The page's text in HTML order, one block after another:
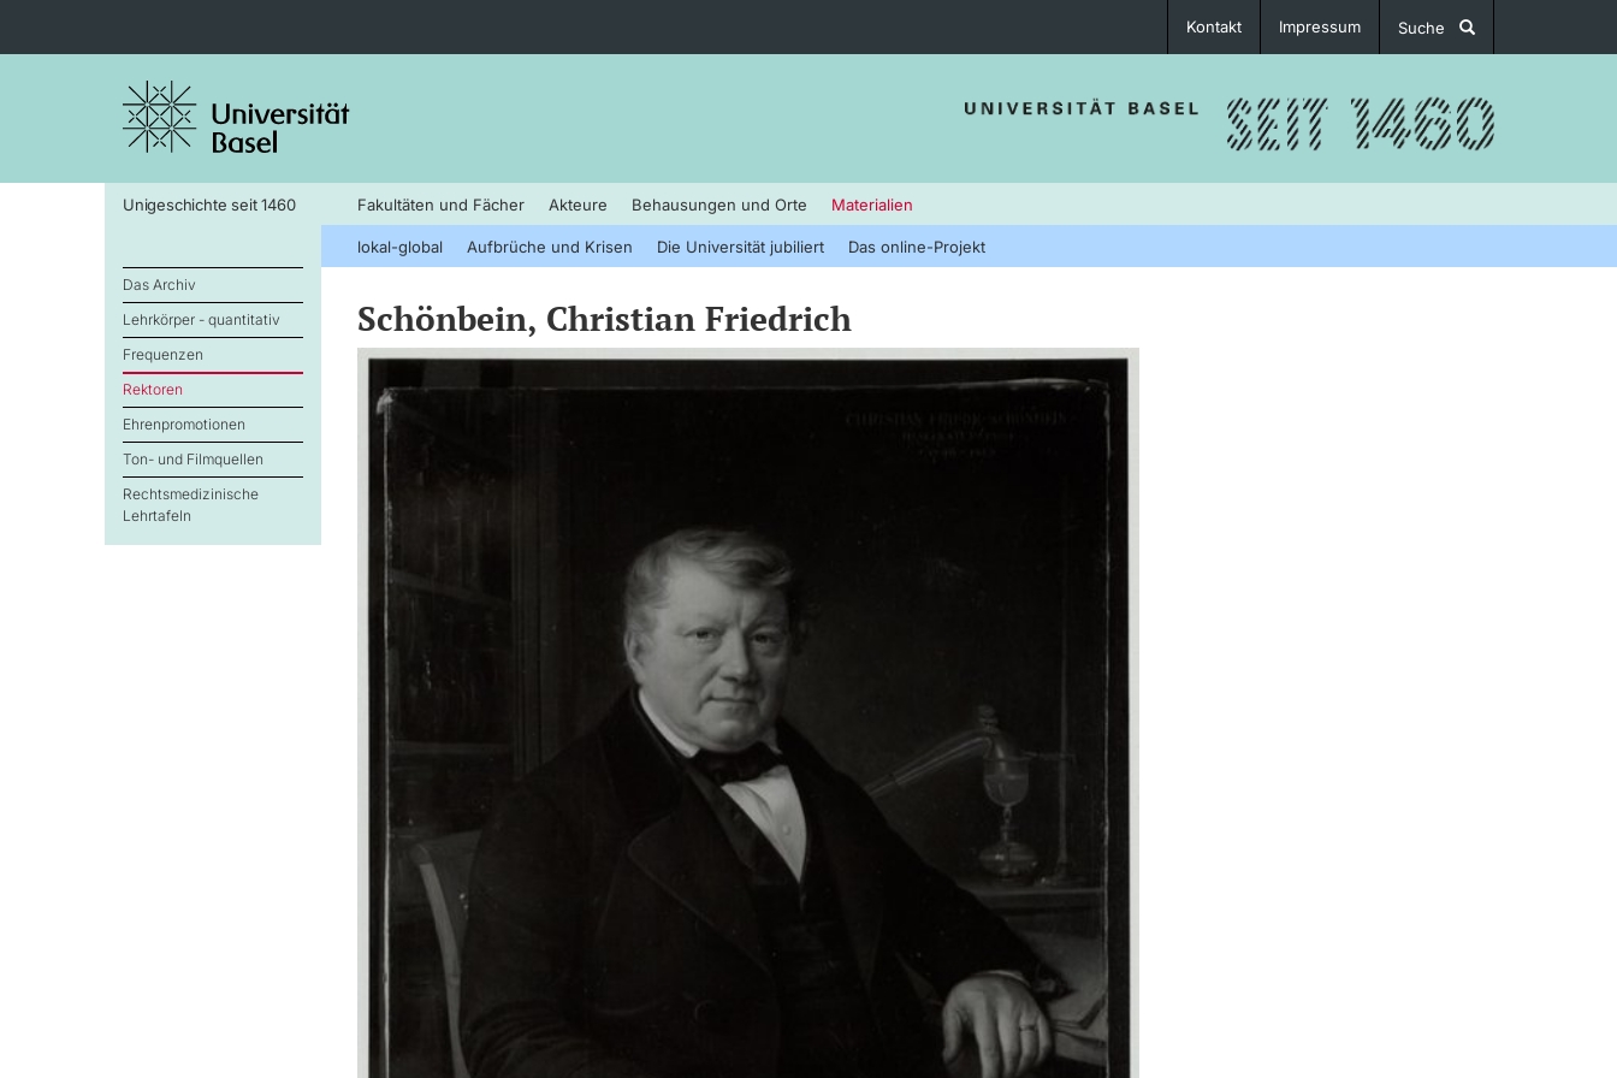
Kontakt Impressum Suche
Unigeschichte seit 1460 Fakultäten und Fächer Akteure Behausungen und Orte Materialien
lokal-global Aufbrüche und Krisen Die Universität jubiliert Das online-Projekt
Das Archiv
Lehrkörper - quantitativ
Frequenzen
Rektoren
Ehrenpromotionen
Ton- und Filmquellen
Rechtsmedizinische
Lehrtafeln
Schönbein, Christian Friedrich